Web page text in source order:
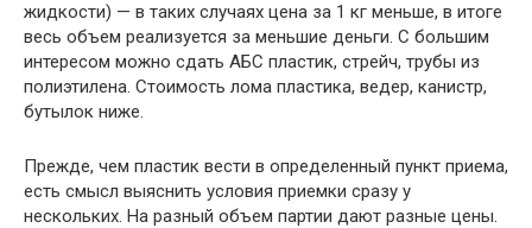
жидкости) — в таких случаях цена за 1 кг меньше, в итоге
весь объем реализуется за меньшие деньги. С большим
интересом можно сдать АБС пластик, стрейч, трубы из
полиэтилена. Стоимость лома пластика, ведер, канистр,
бутылок ниже.
Прежде, чем пластик вести в определенный пункт приема,
есть смысл выяснить условия приемки сразу у
нескольких. На разный объем партии дают разные цены.